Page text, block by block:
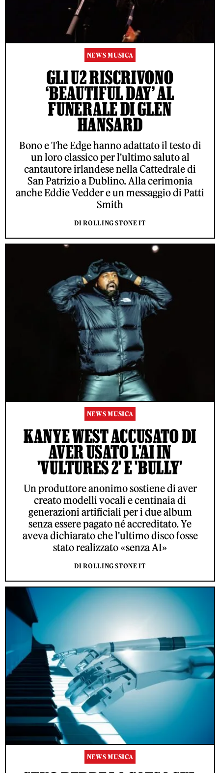
NEWS MUSICA
GLI U2 RISCRIVONO
‘BEAUTIFUL DAY’ AL
FUNERALE DI GLEN
HANSARD
Bono e The Edge hanno adattato il testo di
un loro classico per l'ultimo saluto al
cantautore irlandese nella Cattedrale di
San Patrizio a Dublino. Alla cerimonia
anche Eddie Vedder e un messaggio di Patti
Smith
DI ROLLING STONE IT
NEWS MUSICA
KANYE WEST ACCUSATO DI
AVER USATO L'AI IN
'VULTURES 2' E 'BULLY'
Un produttore anonimo sostiene di aver
creato modelli vocali e centinaia di
generazioni artificiali per i due album
senza essere pagato né accreditato. Ye
aveva dichiarato che l'ultimo disco fosse
stato realizzato «senza AI»
DI ROLLING STONE IT
NEWS MUSICA